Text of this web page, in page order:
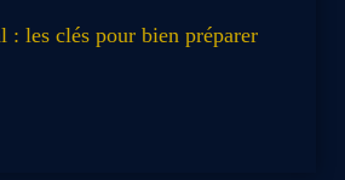
: les clés pour bien préparer